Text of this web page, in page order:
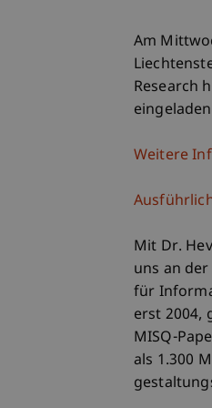
Am
Research
Weitere
Mit Dr.
uns an
für
erst 2004,
MISQ-
als 1.300